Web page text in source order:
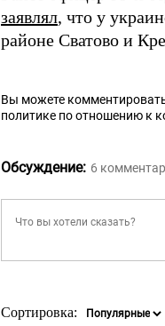
заявлял, что у
районе Сватово и
Вы можете
политике по отношению к
Обсуждение: 6
Сортировка: